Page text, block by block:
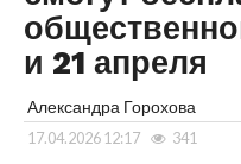
и 21 апреля
Александра Горохова
17.04.2026 12:17 341